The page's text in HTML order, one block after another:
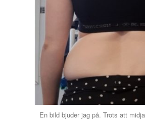
En bild bjuder jag på. Trots att